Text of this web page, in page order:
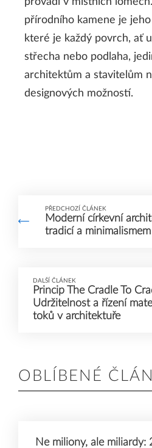
přírodního kamene je
které je každý povrch, ať
střecha nebo podlaha,
architektům a stavitelům
designových možností.
PŘEDCHOZÍ ČLÁNEK
Moderní církevní
tradicí a minimalismem
DALŠÍ ČLÁNEK
Princip The Cradle To
Udržitelnost a řízení
toků v architektuře
OBLÍBENÉ
Ne miliony, ale miliardy: